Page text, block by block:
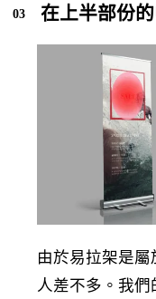
在上半部份
由於易拉架是
人差不多。我